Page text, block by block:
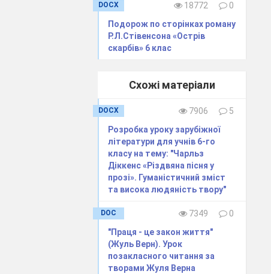
DOCX 18772
0
Подорож по сторінках роману
Р.Л.Стівенсона «Острів
скарбів» 6 клас
Схожі матеріали
DOCX 7906
5
Розробка уроку зарубіжної
літератури для учнів 6-го
класу на тему: "Чарльз
Діккенс «Різдвяна пісня у
прозі». Гуманістичний зміст
та висока людяність твору"
DOC 7349
0
"Праця - це закон життя"
(Жуль Верн). Урок
позакласного читання за
творами Жуля Верна